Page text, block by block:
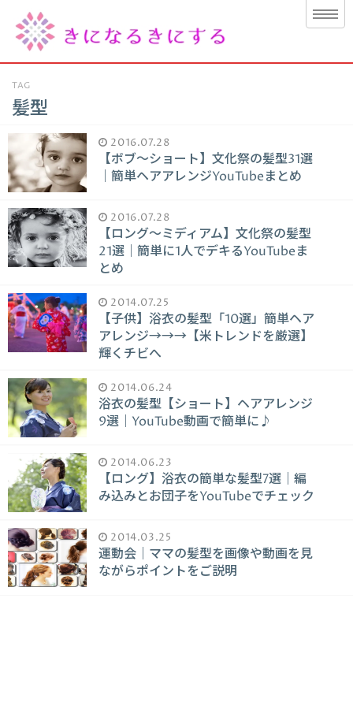
TAG
髪型
2016.07.28
【ボブ～ショート】文化祭の髪型31選
｜簡単ヘアアレンジYouTubeまとめ
2016.07.28
【ロング～ミディアム】文化祭の髪型
21選｜簡単に1人でデキるYouTubeま
とめ
2014.07.25
【子供】浴衣の髪型「10選」簡単ヘア
アレンジ→→→【米トレンドを厳選】
輝くチビへ
2014.06.24
浴衣の髪型【ショート】ヘアアレンジ
9選｜YouTube動画で簡単に♪
2014.06.23
【ロング】浴衣の簡単な髪型7選｜編
み込みとお団子をYouTubeでチェック
2014.03.25
運動会｜ママの髪型を画像や動画を見
ながらポイントをご説明